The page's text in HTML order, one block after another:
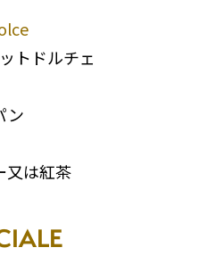
トドルチェ
ン
又は紅茶